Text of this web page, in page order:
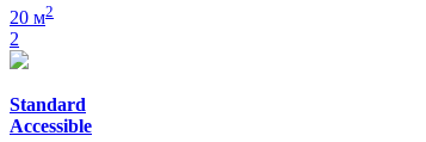
20 м2
2
Standard
Accessible